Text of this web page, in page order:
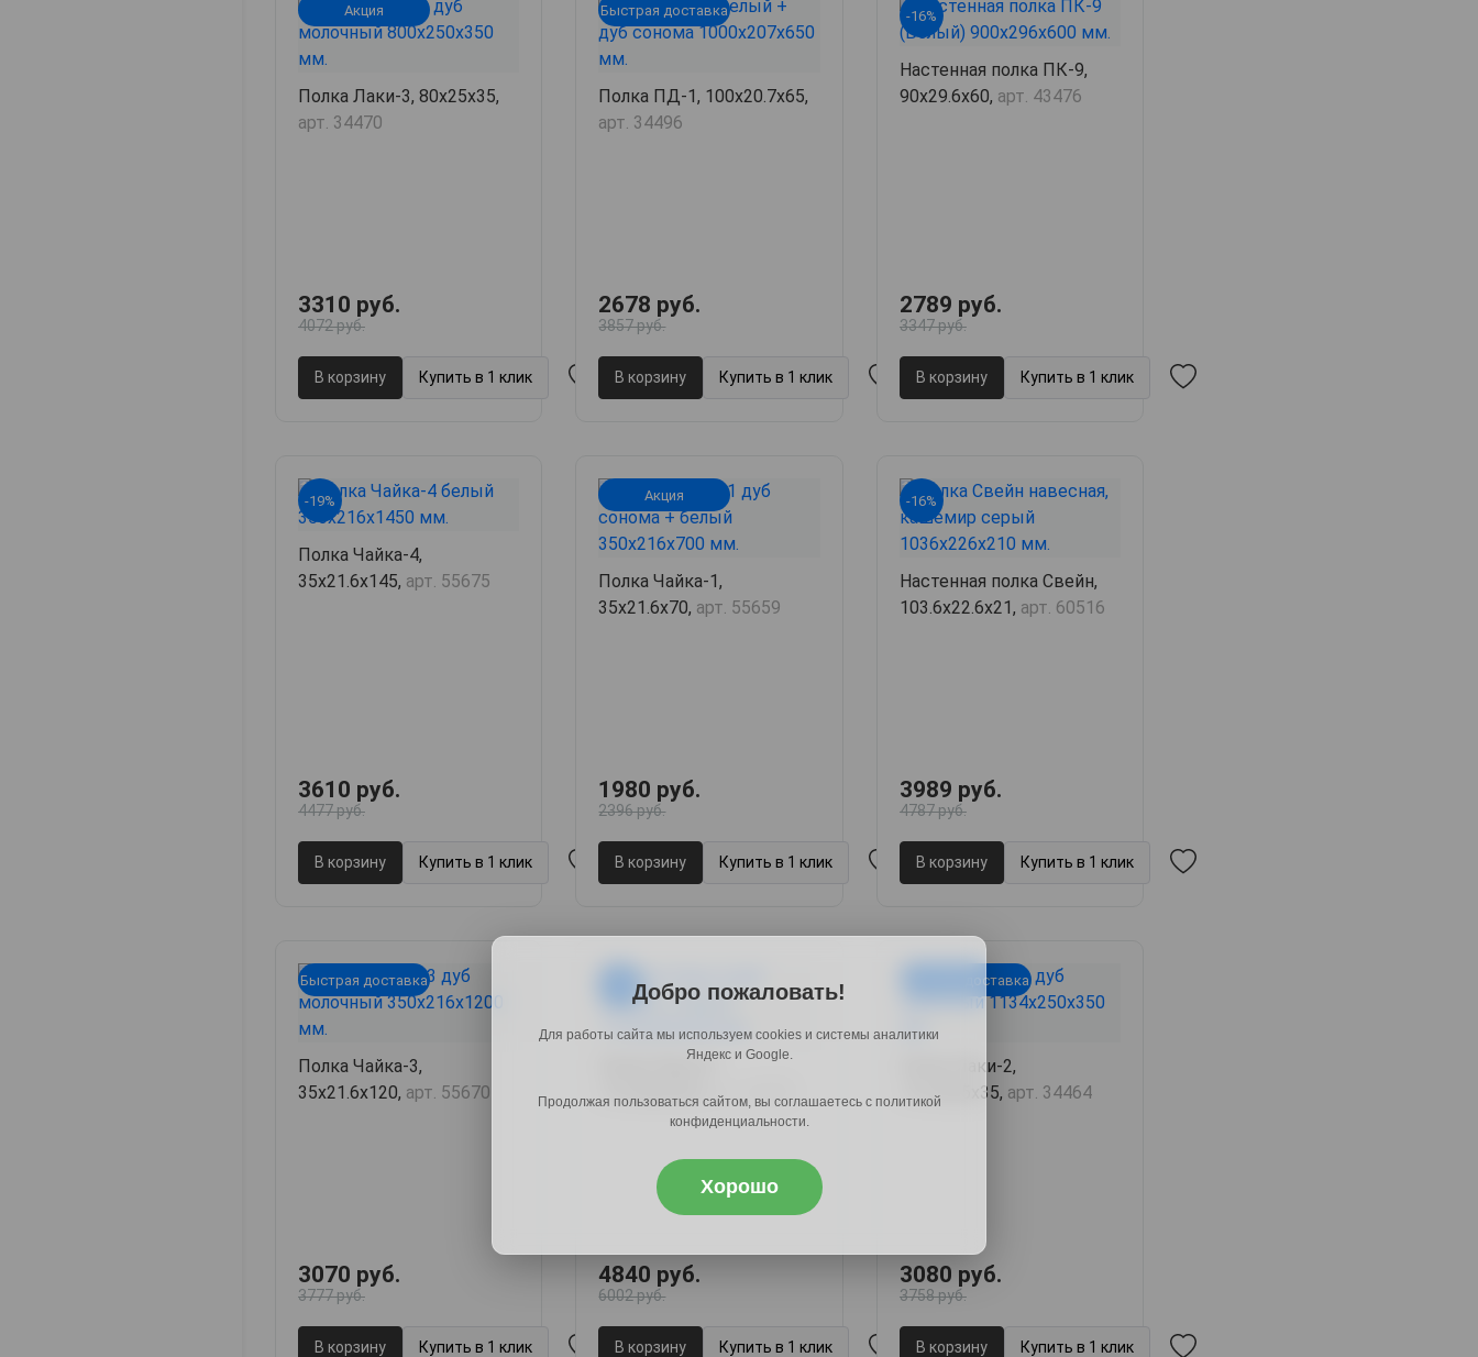
Акция
Полка Лаки-3, 80х25х35,
арт. 34470
3310 руб.
4072 руб.
В корзину Купить в 1 клик
Быстрая доставка
Полка ПД-1, 100х20.7х65,
арт. 34496
2678 руб.
3857 руб.
В корзину Купить в 1 клик
-16%
Настенная полка ПК-9,
90х29.6х60, арт. 43476
2789 руб.
3347 руб.
В корзину Купить в 1 клик
-19%
Полка Чайка-4,
35х21.6х145, арт. 55675
3610 руб.
4477 руб.
В корзину Купить в 1 клик
Акция
Полка Чайка-1,
35х21.6х70, арт. 55659
1980 руб.
2396 руб.
В корзину Купить в 1 клик
-16%
Настенная полка Свейн,
103.6х22.6х21, арт. 60516
3989 руб.
4787 руб.
В корзину Купить в 1 клик
Быстрая доставка
Полка Чайка-3,
35х21.6х120, арт. 55670
3070 руб.
3777 руб.
В корзину Купить в 1 клик
-19%
Полка Лаки-4,
арт. 34478
4840 руб.
6002 руб.
В корзину Купить в 1 клик
Быстрая доставка
Полка Лаки-2,
113.4х25х35, арт. 34464
3080 руб.
3758 руб.
В корзину Купить в 1 клик
Добро пожаловать!
Для работы сайта мы используем cookies и системы аналитики
Яндекс и Google.
Продолжая пользоваться сайтом, вы соглашаетесь с политикой
конфиденциальности.
Хорошо